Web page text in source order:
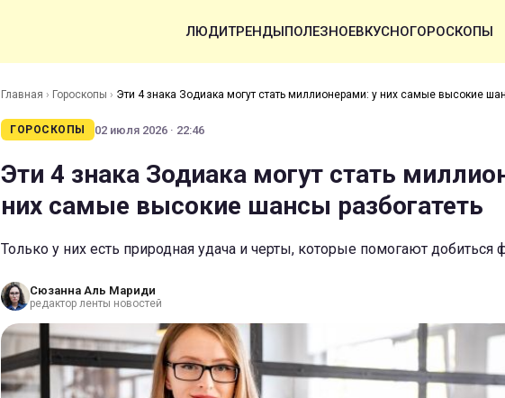
ЛЮДИТРЕНДЫПОЛЕЗНОЕВКУСНОГОРОСКОПЫ
Главная › Гороскопы › Эти 4 знака Зодиака могут стать миллионерами: у них самые высокие
ГОРОСКОПЫ 02 июля 2026 · 22:46
Эти 4 знака Зодиака могут стать
них самые высокие шансы разбогатеть
Только у них есть природная удача и черты, которые помогают добиться
Сюзанна Аль Мариди
редактор ленты новостей